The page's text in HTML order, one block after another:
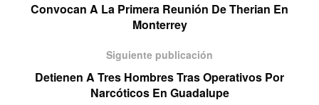
Convocan A La Primera Reunión De Therian En
Monterrey
Siguiente publicación
Detienen A Tres Hombres Tras Operativos Por
Narcóticos En Guadalupe